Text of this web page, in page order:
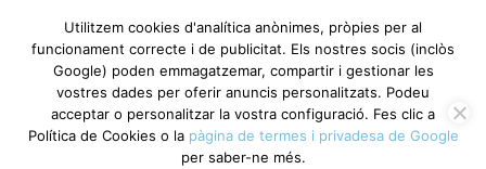
Utilitzem cookies d'analítica anònimes, pròpies per al
funcionament correcte i de publicitat. Els nostres socis (inclòs
Google) poden emmagatzemar, compartir i gestionar les
vostres dades per oferir anuncis personalitzats. Podeu
acceptar o personalitzar la vostra configuració. Fes clic a
Política de Cookies o la pàgina de termes i privadesa de Google
per saber-ne més.